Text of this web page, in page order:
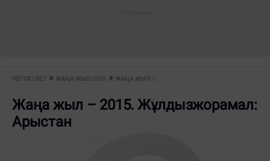
НЕГІЗГІ БЕТ ЖАҢА ЖЫЛ 2015 ЖАҢА ЖЫЛ –...
Жаңа жыл – 2015. Жұлдызжорамал:
Арыстан